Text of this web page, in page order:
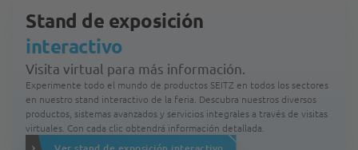
Stand de exposición
interactivo
Visita virtual para más información.
Experimente todo el mundo de productos SEITZ en todos los sectores
en nuestro stand interactivo de la feria. Descubra nuestros diversos
productos, sistemas avanzados y servicios integrales a través de visitas
virtuales. Con cada clic obtendrá información detallada.